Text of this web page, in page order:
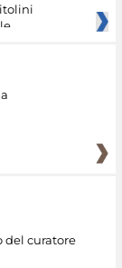
del curatore